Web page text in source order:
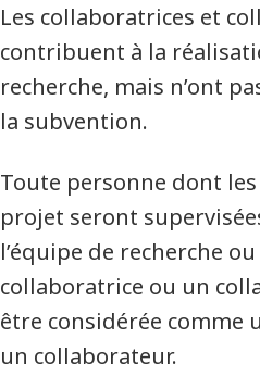
Les collaboratrices et
contribuent à la
recherche, mais n’ont
la subvention.
Toute personne dont
projet seront
l’équipe de recherche
collaboratrice ou un
être considérée comme
un collaborateur.